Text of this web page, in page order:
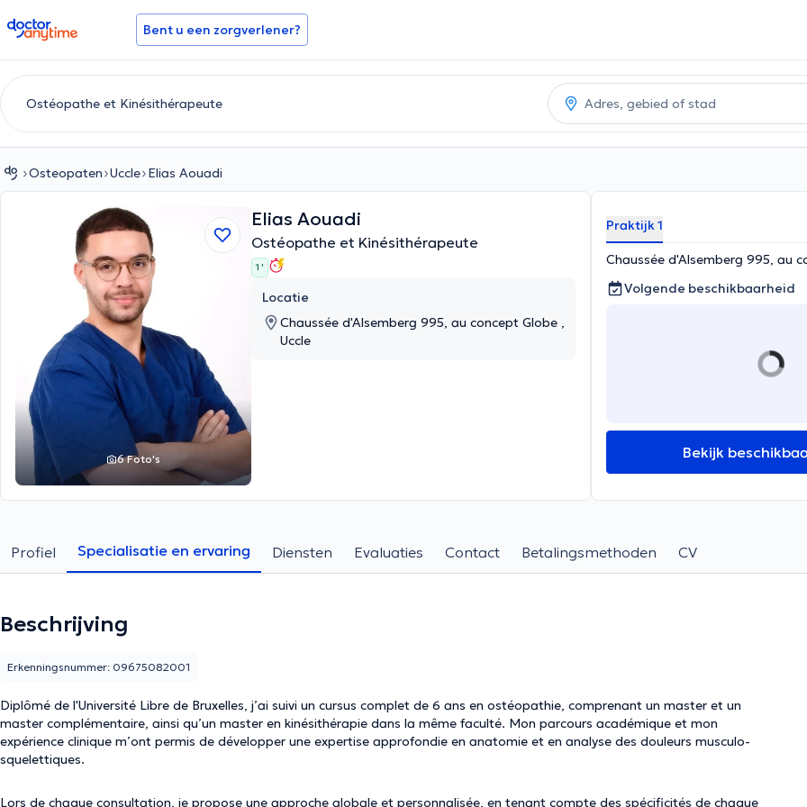
doctoranytime Bent u een zorgverlener?
Osteopaten Uccle Elias Aouadi
6 Foto's
Elias Aouadi
Ostéopathe et Kinésithérapeute
1 '
Locatie
Chaussée d'Alsemberg 995, au concept Globe ,
Uccle
Praktijk 1
Chaussée d'Alsemberg 995, au
Volgende beschikbaarheid
Bekijk
Profiel Specialisatie en ervaring Diensten Evaluaties Contact Betalingsmethoden CV
Beschrijving
Diplômé de l'Université Libre de Bruxelles, j’ai suivi un cursus complet de 6 ans en ostéopathie, comprenant un master et un
master complémentaire, ainsi qu’un master en kinésithérapie dans la même faculté. Mon parcours académique et mon
expérience clinique m’ont permis de développer une expertise approfondie en anatomie et en analyse des douleurs musculo-
squelettiques.
Lors de chaque consultation, je propose une approche globale et personnalisée, en tenant compte des spécificités de chaque
Erkenningsnummer: 09675082001